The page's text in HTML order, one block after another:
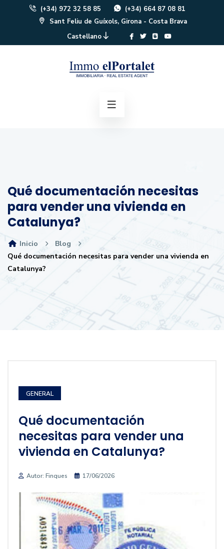
(+34) 972 32 58 85
(+34) 664 87 08 81
Sant Feliu de Guíxols, Girona - Costa Brava
Castellano
Qué documentación necesitas
para vender una vivienda en
Catalunya?
Inicio
Blog
Qué documentación necesitas para vender una vivienda en
Catalunya?
GENERAL
Qué documentación
necesitas para vender una
vivienda en Catalunya?
Autor: Finques 17/06/2026